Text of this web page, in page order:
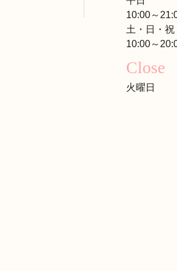
10:00～
土・日・祝
10:00～
Close
火曜日